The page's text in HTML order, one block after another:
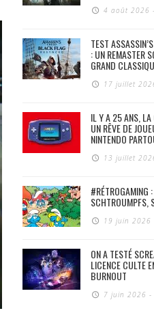
4 août 2026
TEST
: UN REMASTER
GRAND
17 juillet
IL Y A 25 ANS, LA
UN RÊVE DE
NINTENDO
13 juillet
#RÉTROGAMING
SCHTROUMPFS,
19 juin 2026
ON A TESTÉ
LICENCE CULTE
BURNOUT
7 juin 2026 -